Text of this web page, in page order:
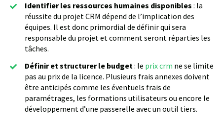
Identifier les ressources humaines disponibles : la
réussite du projet CRM dépend de l’implication des
équipes. Il est donc primordial de définir qui sera
responsable du projet et comment seront réparties les
tâches.
Définir et structurer le budget: le prix crm ne se limite
pas au prix de la licence. Plusieurs frais annexes doivent
être anticipés comme les éventuels frais de
paramétrages, les formations utilisateurs ou encore le
développement d’une passerelle avec un outil tiers.